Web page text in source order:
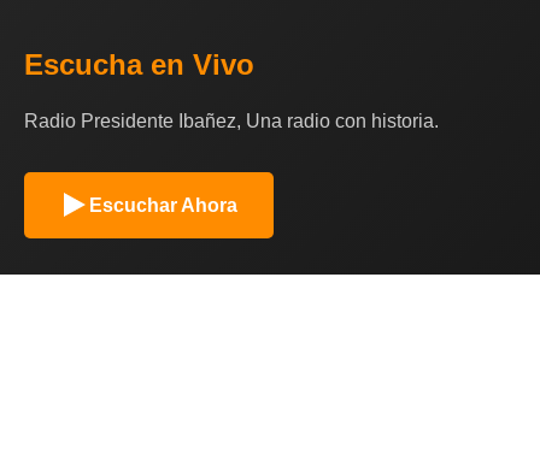
Escucha en Vivo
Radio Presidente Ibañez, Una radio con historia.
Escuchar Ahora